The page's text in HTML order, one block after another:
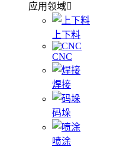
应用领域
上下料
CNC
焊接
码垛
喷涂